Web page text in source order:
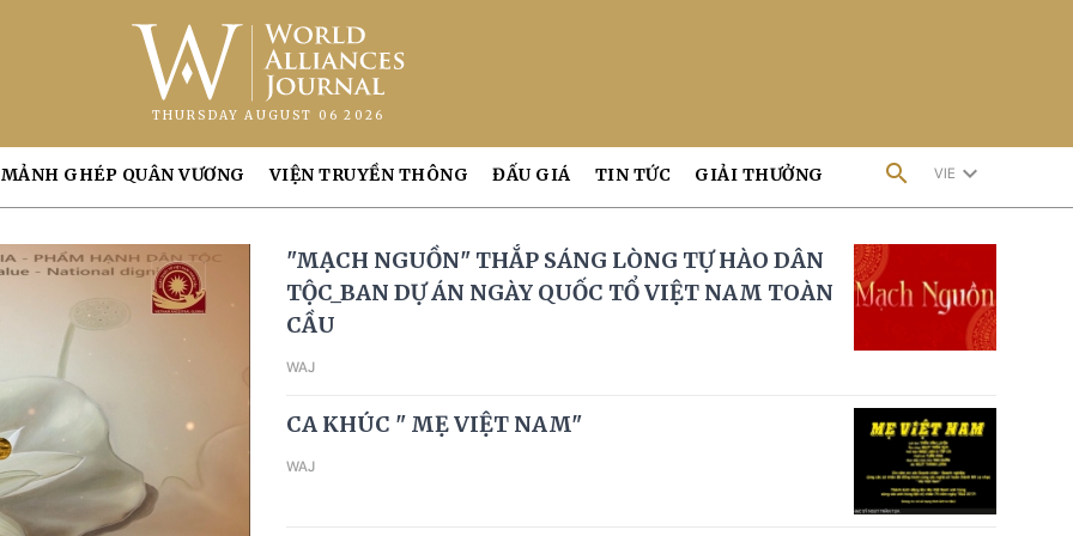
THURSDAY AUGUST 06 2026
GHÉP QUÂN VƯƠNG VIỆN TRUYỀN THÔNG ĐẤU GIÁ TIN TỨC GIẢI THƯỞNG search VIE keyboard_arrow_down
"MẠCH NGUỒN" THẮP SÁNG LÒNG TỰ HÀO DÂN
TỘC_BAN DỰ ÁN NGÀY QUỐC TỔ VIỆT NAM TOÀN
CẦU
WAJ
CA KHÚC " MẸ VIỆT NAM"
WAJ